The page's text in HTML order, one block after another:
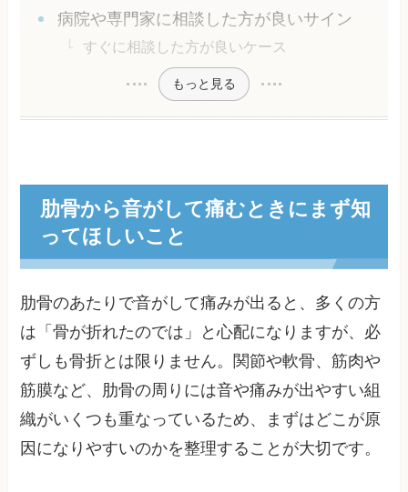
病院や専門家に相談した方が良いサイン
すぐに相談した方が良いケース
もっと見る
肋骨から音がして痛むときにまず知
ってほしいこと
肋骨のあたりで音がして痛みが出ると、多くの方
は「骨が折れたのでは」と心配になりますが、必
ずしも骨折とは限りません。関節や軟骨、筋肉や
筋膜など、肋骨の周りには音や痛みが出やすい組
織がいくつも重なっているため、まずはどこが原
因になりやすいのかを整理することが大切です。